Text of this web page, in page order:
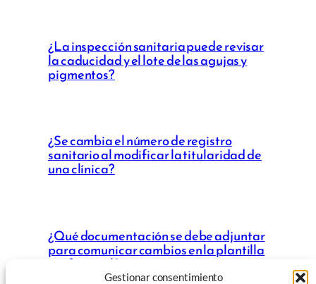
Gestionar consentimiento
¿La inspección sanitaria puede revisar
la caducidad y el lote de las agujas y
pigmentos?
¿Se cambia el número de registro
sanitario al modificar la titularidad de
una clínica?
¿Qué documentación se debe adjuntar
para comunicar cambios en la plantilla
profesional?